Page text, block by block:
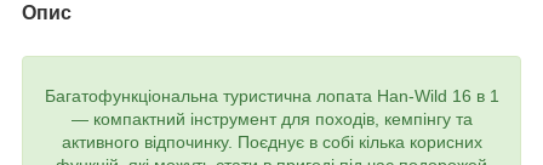
Опис
Багатофункціональна туристична лопата Han-Wild 16 в 1
— компактний інструмент для походів, кемпінгу та
активного відпочинку. Поєднує в собі кілька корисних